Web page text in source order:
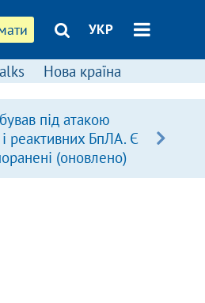
УКР
Нова країна
під атакою
і реактивних БпЛА. Є
(оновлено)